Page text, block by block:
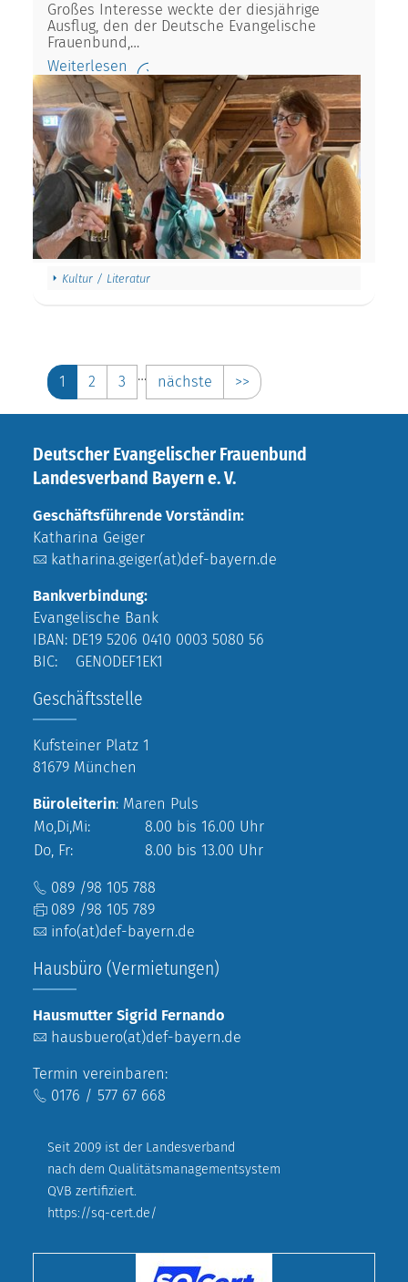
Großes Interesse weckte der diesjährige
Ausflug, den der Deutsche Evangelische
Frauenbund,…
Weiterlesen
Kultur / Literatur
1 2 3 … nächste >>
Deutscher Evangelischer Frauenbund
Landesverband Bayern e. V.
Geschäftsführende Vorständin:
Katharina Geiger
katharina.geiger(at)def-bayern.de
Bankverbindung:
Evangelische Bank
IBAN: DE19 5206 0410 0003 5080 56
BIC: GENODEF1EK1
Geschäftsstelle
Kufsteiner Platz 1
81679 München
Büroleiterin: Maren Puls
Mo,Di,Mi:
8.00 bis 16.00 Uhr
Do, Fr:
8.00 bis 13.00 Uhr
089 /98 105 788
089 /98 105 789
info(at)def-bayern.de
Hausbüro (Vermietungen)
Hausmutter Sigrid Fernando
hausbuero(at)def-bayern.de
Termin vereinbaren:
0176 / 577 67 668
Seit 2009 ist der Landesverband
nach dem Qualitätsmanagementsystem
QVB zertifiziert.
https://sq-cert.de/